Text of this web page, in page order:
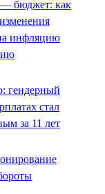
бюджет: как
инфляцию
гендерный
стал
за 11 лет